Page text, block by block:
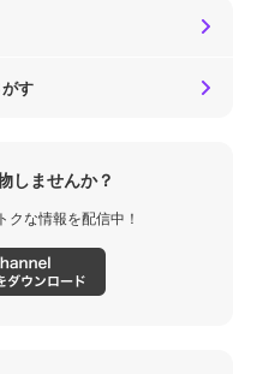
す
しませんか？
クな情報を配信中！